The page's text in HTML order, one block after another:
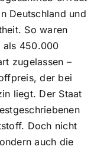
Deutschland und
So waren
als 450.000
zugelassen –
der bei
liegt. Der Staat
Doch nicht
auch die